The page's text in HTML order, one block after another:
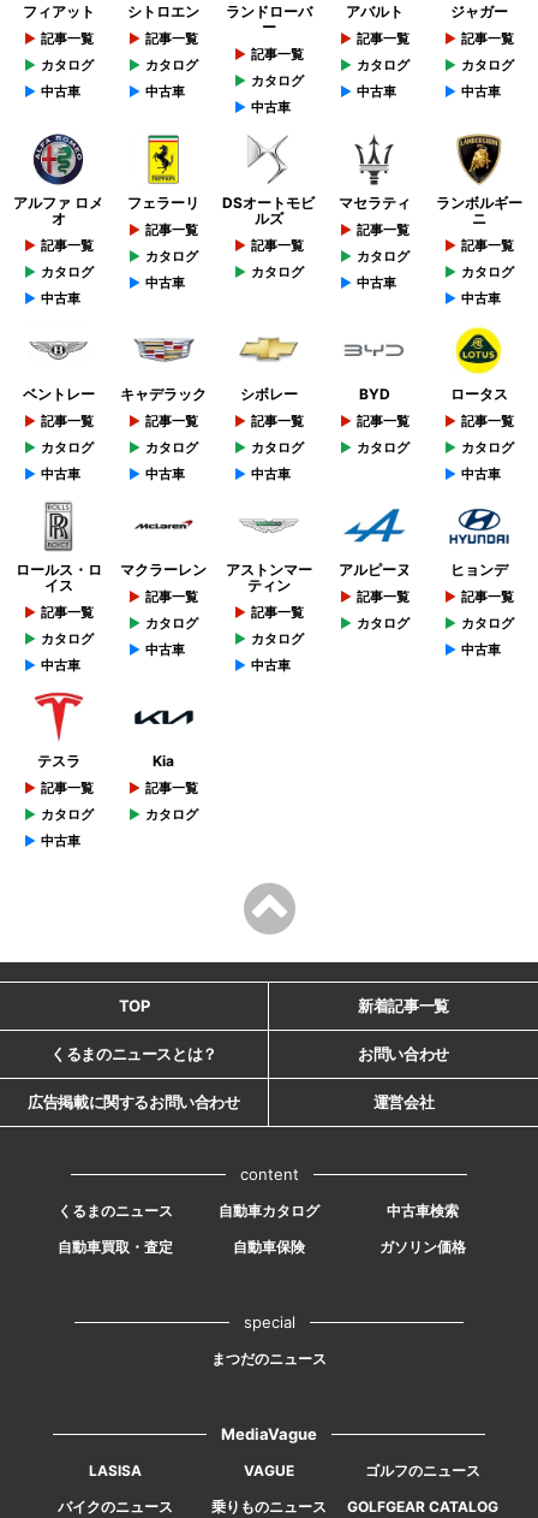
フィアット
記事一覧
カタログ
中古車
シトロエン
記事一覧
カタログ
中古車
ランドローバ
ー
記事一覧
カタログ
中古車
アバルト
記事一覧
カタログ
中古車
ジャガー
記事一覧
カタログ
中古車
アルファ ロメ
オ
記事一覧
カタログ
中古車
フェラーリ
記事一覧
カタログ
中古車
DSオートモビ
ルズ
記事一覧
カタログ
マセラティ
記事一覧
カタログ
中古車
ランボルギー
ニ
記事一覧
カタログ
中古車
ベントレー
記事一覧
カタログ
中古車
キャデラック
記事一覧
カタログ
中古車
シボレー
記事一覧
カタログ
中古車
BYD
記事一覧
カタログ
ロータス
記事一覧
カタログ
中古車
ロールス・ロ
イス
記事一覧
カタログ
中古車
マクラーレン
記事一覧
カタログ
中古車
アストンマー
ティン
記事一覧
カタログ
中古車
アルピーヌ
記事一覧
カタログ
ヒョンデ
記事一覧
カタログ
中古車
テスラ
記事一覧
カタログ
中古車
Kia
記事一覧
カタログ
TOP 新着記事一覧
くるまのニュースとは？ お問い合わせ
広告掲載に関するお問い合わせ 運営会社
content
くるまのニュース 自動車カタログ
中古車検索
自動車買取・査定
自動車保険 ガソリン価格
special
まつだのニュース
MediaVague
LASISA VAGUE
ゴルフのニュース
バイクのニュース
乗りものニュース GOLFGEAR CATALOG